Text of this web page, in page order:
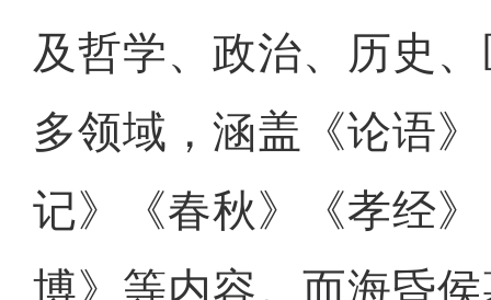
及哲学、政治、历史
多领域，涵盖《论语
记》《春秋》《孝经
博》等内容。而海昏